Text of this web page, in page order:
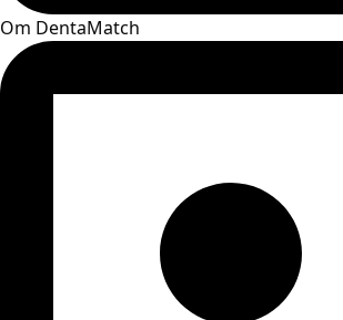
Om DentaMatch